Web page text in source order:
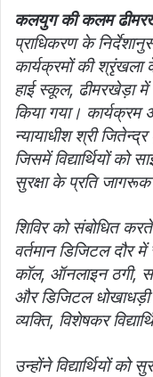
कलयुग की कलम
प्राधिकरण के
कार्यक्रमों की
हाई स्कूल, ढीमरखेड़ा में
किया गया। कार्यक्रम
न्यायाधीश श्री
जिसमें विद्यार्थियों को
सुरक्षा के प्रति
शिविर को संबोधित करते
वर्तमान डिजिटल दौर
कॉल, ऑनलाइन ठगी,
और डिजिटल
व्यक्ति, विशेषकर
उन्होंने विद्यार्थियों